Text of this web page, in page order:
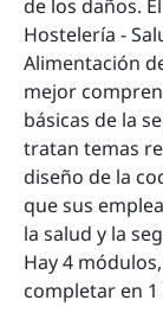
de los daños.
Hostelería -
Alimentación
mejor
básicas de la
tratan temas
diseño de la
que sus
la salud y la
Hay 4
completar en